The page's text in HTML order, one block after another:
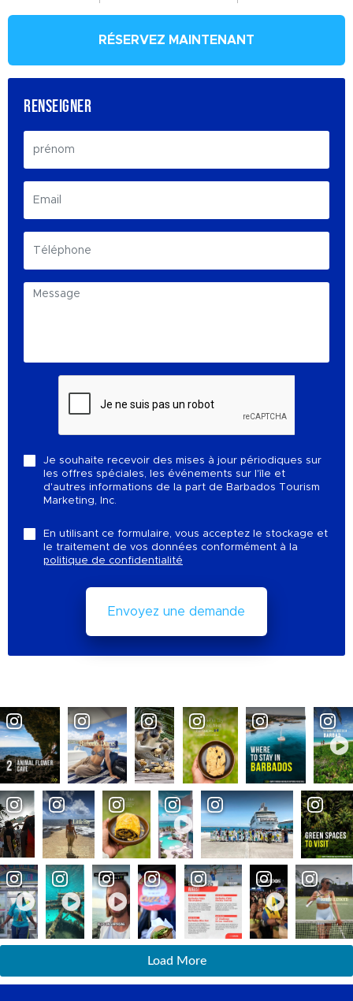
RÉSERVEZ MAINTENANT
RENSEIGNER
Je souhaite recevoir des mises à jour périodiques sur
les offres spéciales, les événements sur l'île et
d'autres informations de la part de Barbados Tourism
Marketing, Inc.
En utilisant ce formulaire, vous acceptez le stockage et
le traitement de vos données conformément à la
politique de confidentialité
Load More